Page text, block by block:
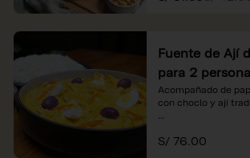
Fuente de Ají
para 2
Acompañado de
con choclo y ají
*Nuestros precios
soles e incluyen
S/ 76.00